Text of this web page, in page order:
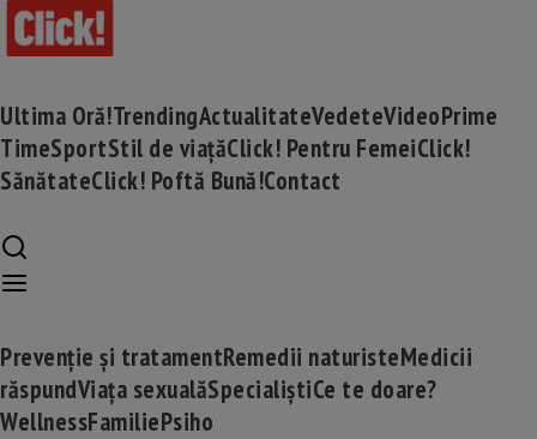
Ultima Oră!TrendingActualitateVedeteVideoPrime
TimeSportStil de viațăClick! Pentru FemeiClick!
SănătateClick! Poftă Bună!Contact
Prevenție și tratamentRemedii naturisteMedicii
răspundViața sexualăSpecialiștiCe te doare?
WellnessFamiliePsiho